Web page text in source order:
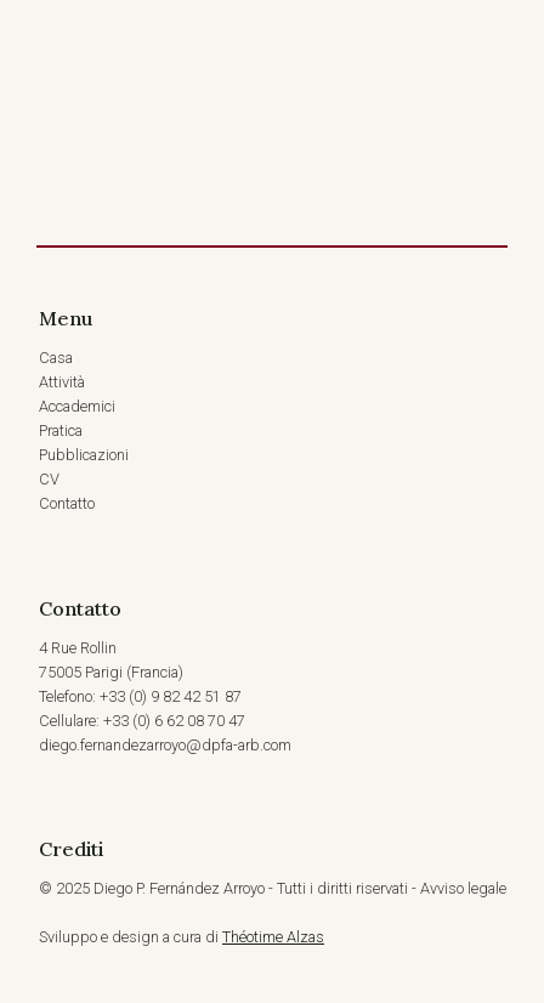
Menu
Casa
Attività
Accademici
Pratica
Pubblicazioni
CV
Contatto
Contatto
4 Rue Rollin
75005 Parigi (Francia)
Telefono: +33 (0) 9 82 42 51 87
Cellulare: +33 (0) 6 62 08 70 47
diego.fernandezarroyo@dpfa-arb.com
Crediti
© 2025 Diego P. Fernández Arroyo - Tutti i diritti riservati - Avviso legale
Sviluppo e design a cura di Théotime Alzas